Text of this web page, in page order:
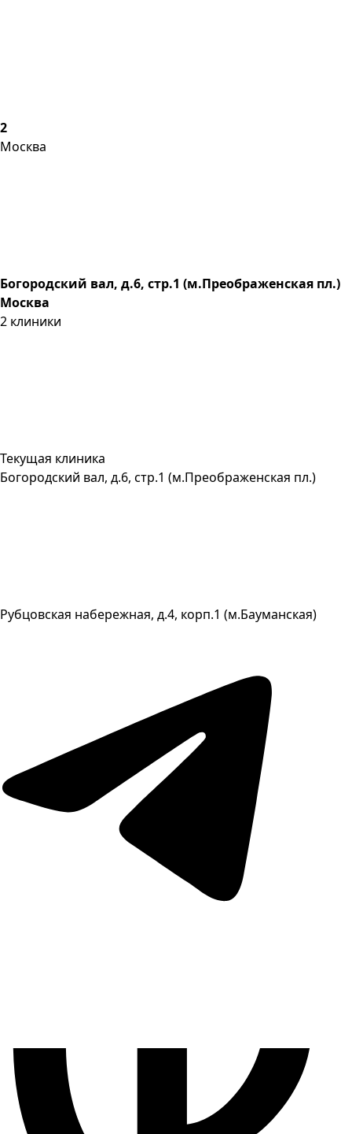
2
Москва
Богородский вал, д.6, стр.1 (м.Преображенская пл.)
Москва
2 клиники
Текущая клиника
Богородский вал, д.6, стр.1 (м.Преображенская пл.)
Рубцовская набережная, д.4, корп.1 (м.Бауманская)